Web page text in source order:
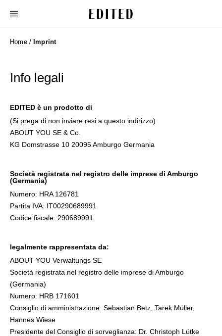
Home / Imprint
Info legali
EDITED è un prodotto di
(Si prega di non inviare resi a questo indirizzo)
ABOUT YOU SE & Co.
KG Domstrasse 10 20095 Amburgo Germania
Società registrata nel registro delle imprese di Amburgo
(Germania)
Numero: HRA 126781
Partita IVA: IT00290689991
Codice fiscale: 290689991
legalmente rappresentata da:
ABOUT YOU Verwaltungs SE
Società registrata nel registro delle imprese di Amburgo
(Germania)
Numero: HRB 171601
Consiglio di amministrazione: Sebastian Betz, Tarek Müller,
Hannes Wiese
Presidente del Consiglio di sorveglianza: Dr. Christoph Lütke